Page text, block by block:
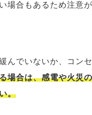
場合もあるため注意が
んでいないか、コン
場合は、感電や火災
。